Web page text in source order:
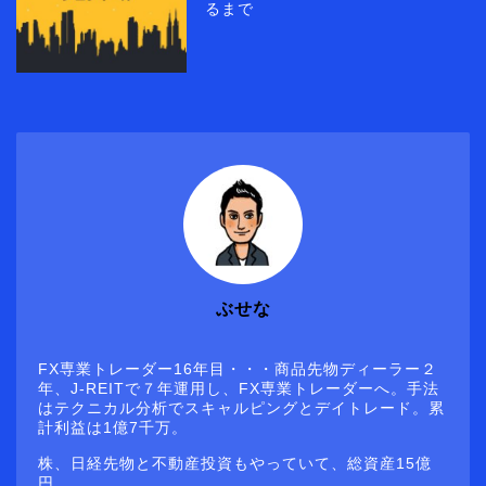
るまで
ぶせな
FX専業トレーダー16年目・・・商品先物ディーラー２
年、J-REITで７年運用し、FX専業トレーダーへ。手法
はテクニカル分析でスキャルピングとデイトレード。累
計利益は1億7千万。
株、日経先物と不動産投資もやっていて、総資産15億